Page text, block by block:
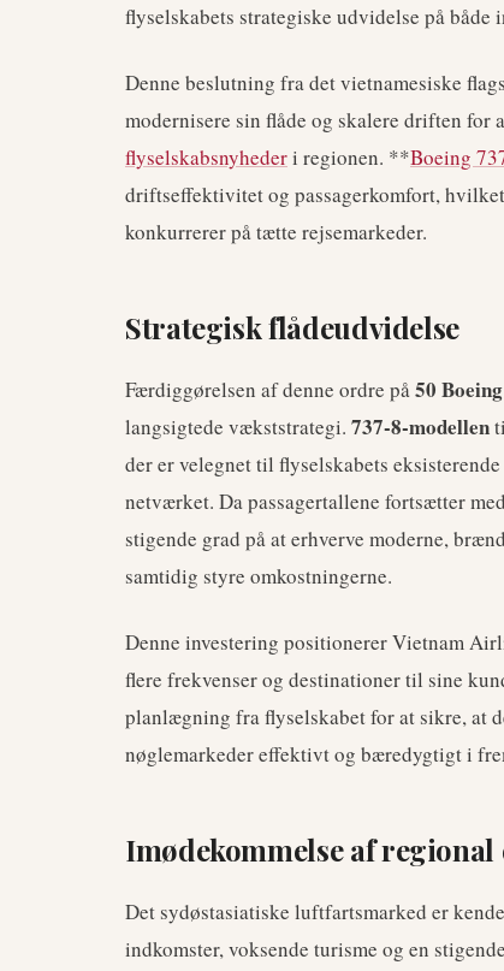
flyselskabets strategiske udvidelse på både
Denne beslutning fra det vietnamesiske
modernisere sin flåde og skalere driften
flyselskabsnyhederi regionen. **Boeing
driftseffektivitet og passagerkomfort,
konkurrerer på tætte rejsemarkeder.
Strategisk flådeudvidelse
Færdiggørelsen af denne ordre på50
langsigtede vækststrategi. 737-8-modellen
der er velegnet til flyselskabets
netværket. Da passagertallene fortsætter
stigende grad på at erhverve moderne,
samtidig styre omkostningerne.
Denne investering positionerer Vietnam
flere frekvenser og destinationer til sine
planlægning fra flyselskabet for at sikre, at
nøglemarkeder effektivt og bæredygtigt i
Imødekommelse af
Det sydøstasiatiske luftfartsmarked er
indkomster, voksende turisme og en